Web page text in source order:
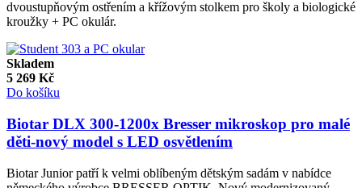
dvoustupňovým ostřením a křížovým stolkem pro školy a biologické
kroužky + PC okulár.
Skladem
5 269 Kč
Do košíku
Biotar DLX 300-1200x Bresser mikroskop pro malé
děti-nový model s LED osvětlením
Biotar Junior patří k velmi oblíbeným dětským sadám v nabídce